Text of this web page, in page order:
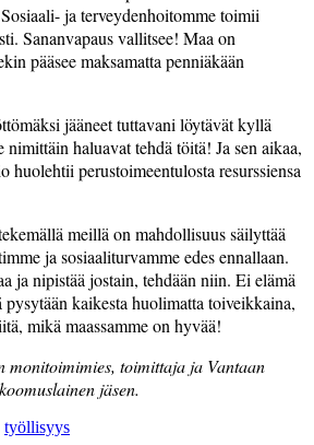
ja terveydenhoitomme toimii
Sananvapaus vallitsee! Maa on
pääsee maksamatta penniäkään
jääneet tuttavani löytävät kyllä
nimittäin haluavat tehdä töitä! Ja sen aikaa,
huolehtii perustoimeentulosta resurssiensa
meillä on mahdollisuus säilyttää
ja sosiaaliturvamme edes ennallaan.
ja nipistää jostain, tehdään niin. Ei elämä
pysytään kaikesta huolimatta toiveikkaina,
mikä maassamme on hyvää!
monitoimimies, toimittaja ja Vantaan
jäsen.
työllisyys